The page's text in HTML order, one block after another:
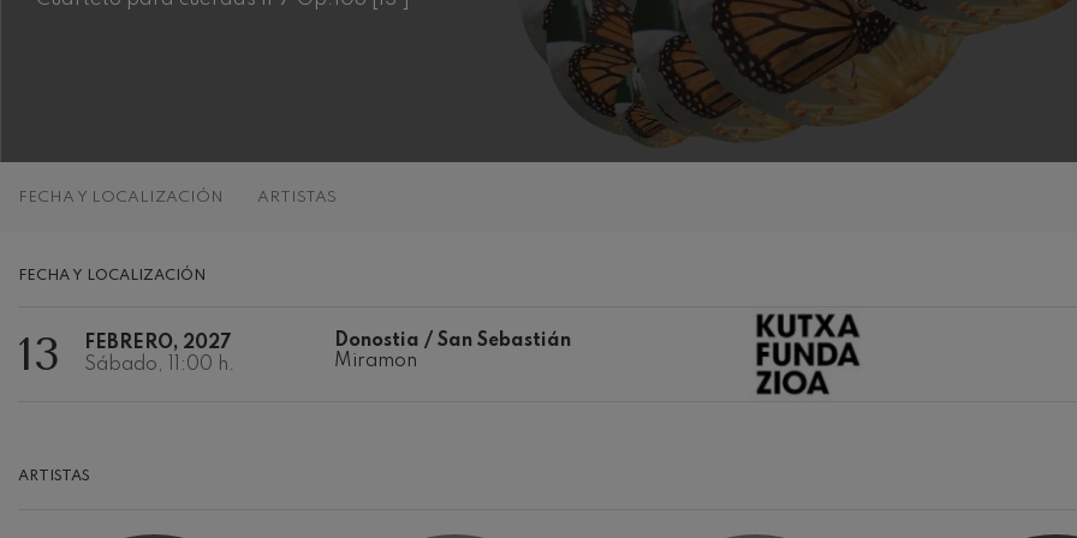
FECHA Y LOCALIZACIÓN ARTISTAS
FECHA Y LOCALIZACIÓN
13
FEBRERO, 2027
Sábado, 11:00 h.
Donostia / San Sebastián
Miramon
ARTISTAS
C. Franck: Variaciones sinfónicas
J. Brahms: Sinfonía nº4
El cant dels ocells
Franz Schubert